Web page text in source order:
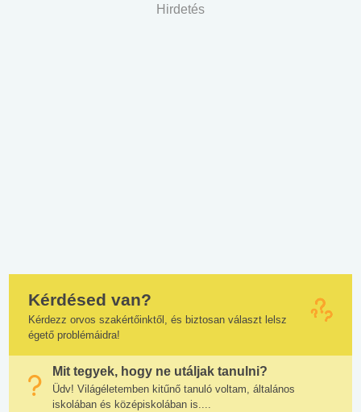
Hirdetés
Kérdésed van?
Kérdezz orvos szakértőinktől, és biztosan választ lelsz
égető problémáidra!
Mit tegyek, hogy ne utáljak tanulni?
Üdv! Világéletemben kitűnő tanuló voltam, általános
iskolában és középiskolában is....